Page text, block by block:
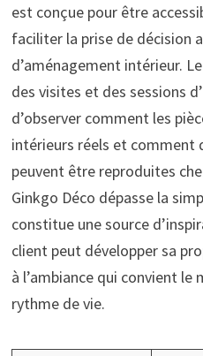
est conçue pour être
faciliter la prise de décision
d’aménagement intérieur.
des visites et des sessions
d’observer comment les
intérieurs réels et comment
peuvent être reproduites
Ginkgo Déco dépasse la
constitue une source
client peut développer sa
à l’ambiance qui convient
rythme de vie.